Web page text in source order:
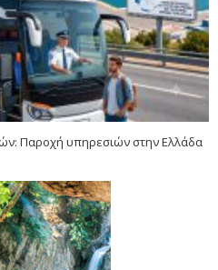
Παροχή υπηρεσιών στην Ελλάδα